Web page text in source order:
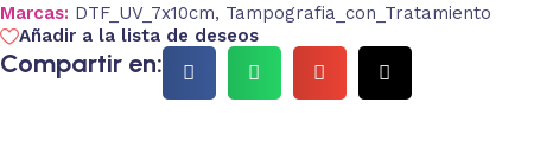
Marcas: DTF_UV_7x10cm, Tampografia_con_Tratamiento
Añadir a la lista de deseos
Compartir en: